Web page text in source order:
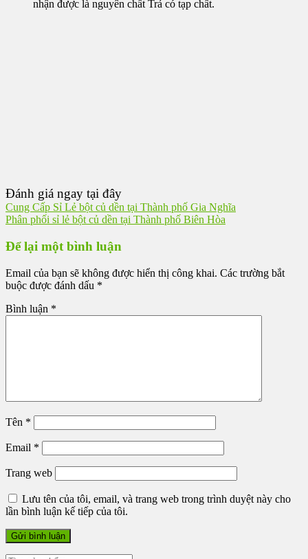
nhận được là nguyên chất Trả có tạp chất.
Đánh giá ngay tại đây
Cung Cấp Sỉ Lẻ bột củ dền tại Thành phố Gia Nghĩa
Phân phối sỉ lẻ bột củ dền tại Thành phố Biên Hòa
Để lại một bình luận
Email của bạn sẽ không được hiển thị công khai. Các trường bắt
buộc được đánh dấu *
Bình luận *
Tên *
Email *
Trang web
Lưu tên của tôi, email, và trang web trong trình duyệt này cho
lần bình luận kế tiếp của tôi.